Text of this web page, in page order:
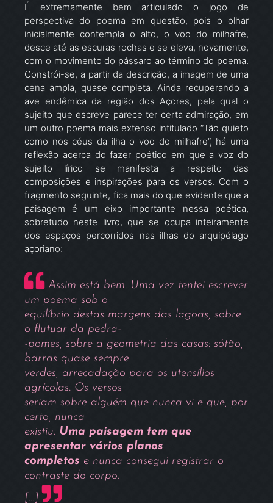
É extremamente bem articulado o jogo de
perspectiva do poema em questão, pois o olhar
inicialmente contempla o alto, o voo do milhafre,
desce até as escuras rochas e se eleva, novamente,
com o movimento do pássaro ao término do poema.
Constrói-se, a partir da descrição, a imagem de uma
cena ampla, quase completa. Ainda recuperando a
ave endêmica da região dos Açores, pela qual o
sujeito que escreve parece ter certa admiração, em
um outro poema mais extenso intitulado “Tão quieto
como nos céus da ilha o voo do milhafre”, há uma
reflexão acerca do fazer poético em que a voz do
sujeito lírico se manifesta a respeito das
composições e inspirações para os versos. Com o
fragmento seguinte, fica mais do que evidente que a
paisagem é um eixo importante nessa poética,
sobretudo neste livro, que se ocupa inteiramente
dos espaços percorridos nas ilhas do arquipélago
açoriano:
Assim está bem. Uma vez tentei escrever
um poema sob o
equilíbrio destas margens das lagoas, sobre
o flutuar da pedra-
-pomes, sobre a geometria das casas: sótão,
barras quase sempre
verdes, arrecadação para os utensílios
agrícolas. Os versos
seriam sobre alguém que nunca vi e que, por
certo, nunca
existiu. Uma paisagem tem que
apresentar vários planos
completos e nunca consegui registrar o
contraste do corpo.
[…]